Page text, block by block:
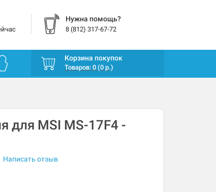
Нужна помощь?
8 (812) 317-67-72
Корзина покупок
Товаров: 0 (0 р.)
для MSI MS-17F4 -
Написать отзыв